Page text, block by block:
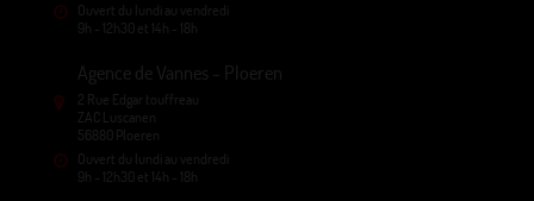
Ouvert du lundi au vendredi
9h - 12h30 et 14h - 18h
Agence de Vannes - Ploeren
2 Rue Edgar touffreau
ZAC Luscanen
56880 Ploeren
Ouvert du lundi au vendredi
9h - 12h30 et 14h - 18h